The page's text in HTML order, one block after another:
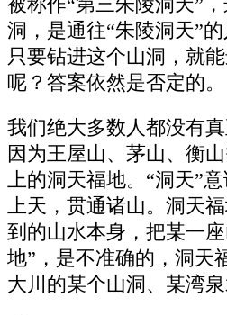
被称作“第三朱陵洞天”
洞，是通往“朱陵洞天”
只要钻进这个山洞，就
呢？答案依然是否定的。
我们绝大多数人都没有真
因为王屋山、茅山、衡
上的洞天福地。“洞天”
上天，贯通诸山。洞天
到的山水本身，把某一
地”，是不准确的，洞天
大川的某个山洞、某湾泉